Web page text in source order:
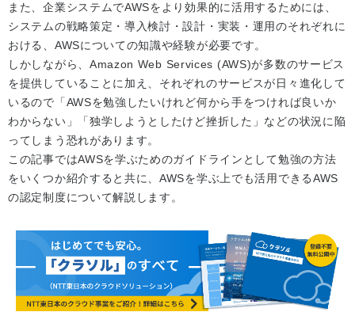
また、企業システムでAWSをより効果的に活用するためには、
システムの戦略策定・導入検討・設計・実装・運用のそれぞれに
おける、AWSについての知識や経験が必要です。
しかしながら、Amazon Web Services (AWS)が多数のサービス
を提供していることに加え、それぞれのサービスが日々進化して
いるので「AWSを勉強したいけれど何から手をつければ良いか
わからない」「独学しようとしたけど挫折した」などの状況に陥
ってしまう恐れがあります。
この記事ではAWSを学ぶためのガイドラインとして勉強の方法
をいくつか紹介すると共に、AWSを学ぶ上でも活用できるAWS
の認定制度について解説します。